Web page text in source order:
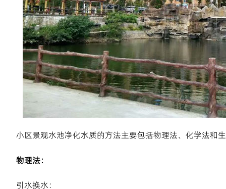
小区景观水池净化水质的方法主要包括物理法、化学法和
物理法：
引水换水：